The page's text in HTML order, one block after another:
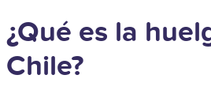
¿Qué es la
Chile?